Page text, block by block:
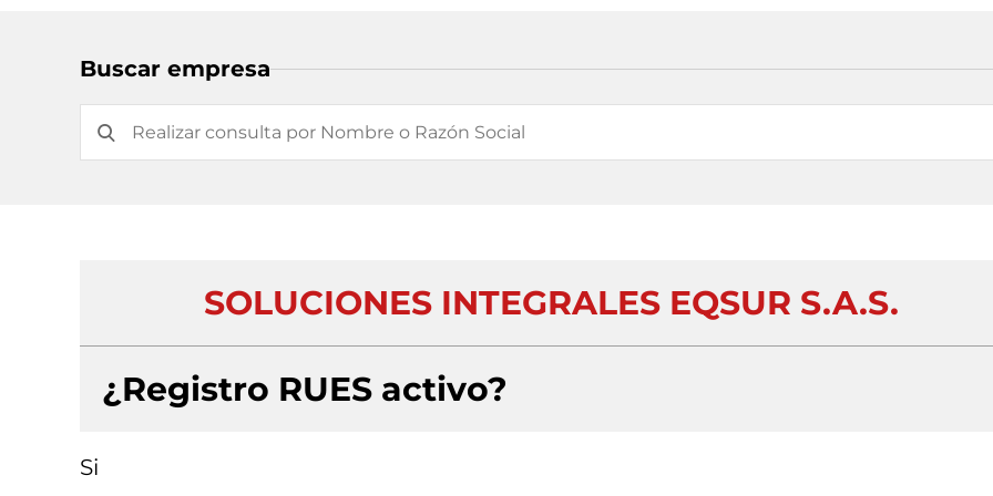
Buscar empresa
SOLUCIONES INTEGRALES EQSUR S.A.S.
¿Registro RUES activo?
Si